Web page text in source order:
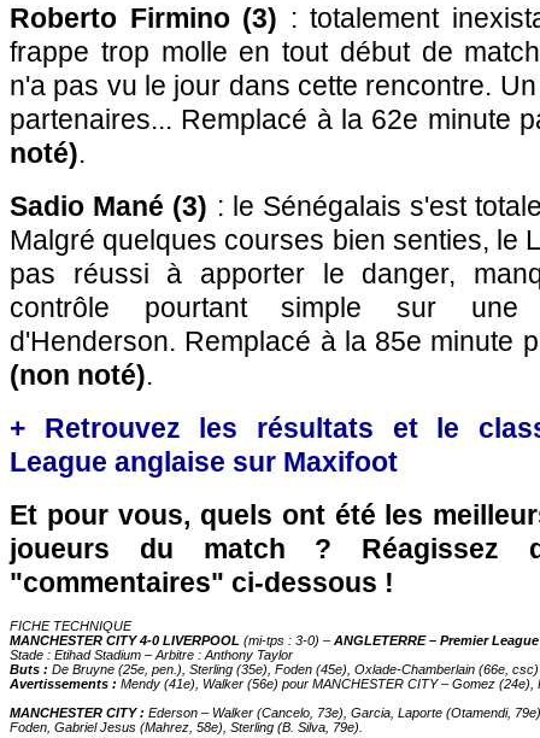
Roberto Firmino (3) : totalement
frappe trop molle en tout début de
n'a pas vu le jour dans cette rencontre.
partenaires... Remplacé à la 62e minute
noté).
Sadio Mané (3) : le Sénégalais s'est
Malgré quelques courses bien senties, le
pas réussi à apporter le danger,
contrôle pourtant simple sur une
d'Henderson. Remplacé à la 85e minute
(non noté).
+ Retrouvez les résultats et le
League anglaise sur Maxifoot
Et pour vous, quels ont été les
joueurs du match ? Réagissez
"commentaires" ci-dessous !
FICHE TECHNIQUE
MANCHESTER CITY 4-0 LIVERPOOL (mi-tps : 3-0) – ANGLETERRE – Premier
Stade : Etihad Stadium – Arbitre : Anthony Taylor
Buts : De Bruyne (25e, pen.), Sterling (35e), Foden (45e), Oxlade-Chamberlain (66e,
Avertissements : Mendy (41e), Walker (56e) pour MANCHESTER CITY – Gomez
MANCHESTER CITY : Ederson – Walker (Cancelo, 73e), Garcia, Laporte (Otamendi,
Foden, Gabriel Jesus (Mahrez, 58e), Sterling (B. Silva, 79e).